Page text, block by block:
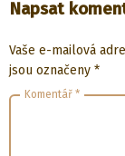
Napsat
Vaše e-mailová
jsou označeny *
Komentář *